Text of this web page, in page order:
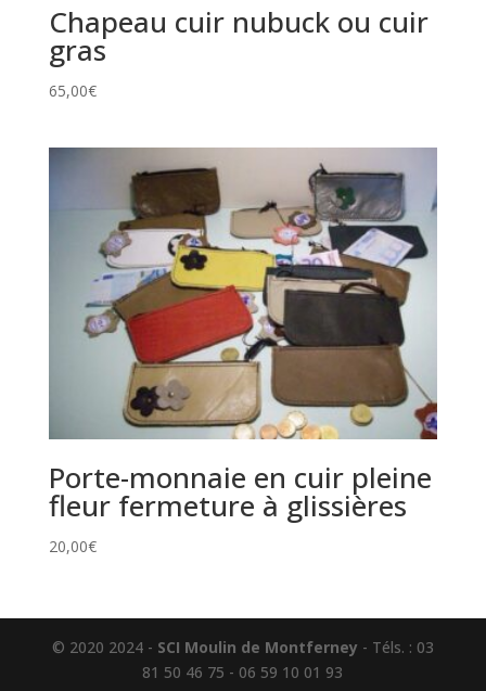
Chapeau cuir nubuck ou cuir
gras
65,00€
Porte-monnaie en cuir pleine
fleur fermeture à glissières
20,00€
© 2020 2024 - SCI Moulin de Montferney - Téls. : 03
81 50 46 75 - 06 59 10 01 93